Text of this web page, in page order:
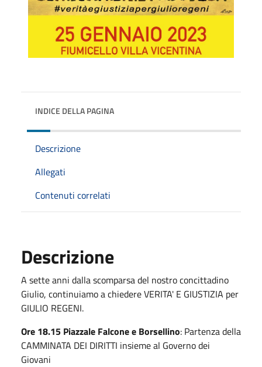
INDICE DELLA PAGINA
Descrizione
Allegati
Contenuti correlati
Descrizione
A sette anni dalla scomparsa del nostro concittadino
Giulio, continuiamo a chiedere VERITA' E GIUSTIZIA per
GIULIO REGENI.
Ore 18.15 Piazzale Falcone e Borsellino: Partenza della
CAMMINATA DEI DIRITTI insieme al Governo dei
Giovani